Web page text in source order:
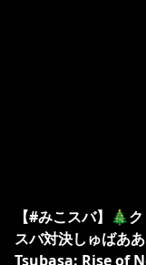
【#みこスバ】🎄
スバ対決しゅばあ
Tsubasa: Rise of